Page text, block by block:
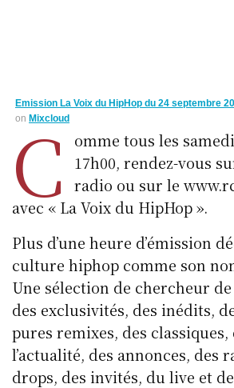
Emission La Voix du HipHop du 24 septembre
on Mixcloud
C
omme tous les
17h00, rendez-vous
radio ou sur le
avec « La Voix du HipHop ».
Plus d’une heure d’émission
culture hiphop comme son
Une sélection de chercheur
des exclusivités, des inédits,
pures remixes, des classiques,
l’actualité, des annonces, des
drops, des invités, du live et